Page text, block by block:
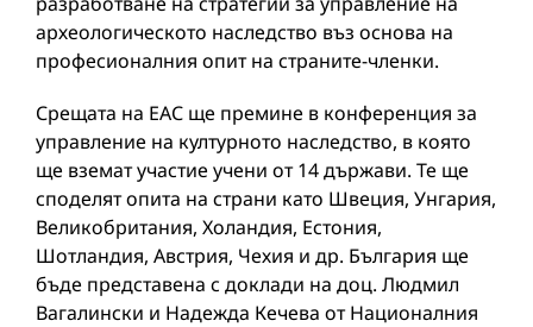
археологическото наследство въз основа на
професионалния опит на страните-членки.
Срещата на ЕАС ще премине в конференция за
управление на културното наследство, в която
ще вземат участие учени от 14 държави. Те ще
споделят опита на страни като Швеция, Унгария,
Великобритания, Холандия, Естония,
Шотландия, Австрия, Чехия и др. България ще
бъде представена с доклади на доц. Людмил
Вагалински и Надежда Кечева от Националния